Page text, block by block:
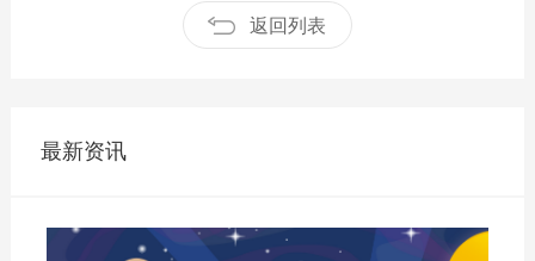
返回列表
最新资讯